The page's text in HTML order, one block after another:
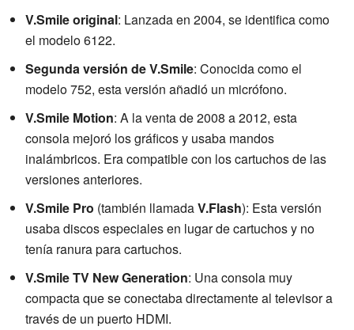
V.Smile original: Lanzada en 2004, se identifica como
el modelo 6122.
Segunda versión de V.Smile: Conocida como el
modelo 752, esta versión añadió un micrófono.
V.Smile Motion: A la venta de 2008 a 2012, esta
consola mejoró los gráficos y usaba mandos
inalámbricos. Era compatible con los cartuchos de las
versiones anteriores.
V.Smile Pro (también llamadaV.Flash): Esta versión
usaba discos especiales en lugar de cartuchos y no
tenía ranura para cartuchos.
V.Smile TV New Generation: Una consola muy
compacta que se conectaba directamente al televisor a
través de un puerto HDMI.